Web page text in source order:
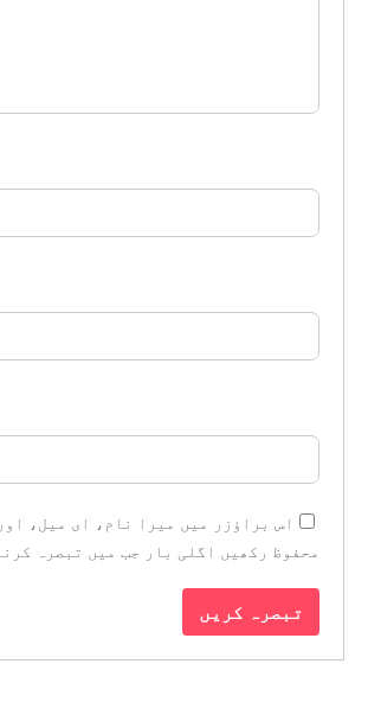
اس براؤزر میں میرا نام، ای میل،
محفوظ رکھیں اگلی بار جب میں تبصرہ